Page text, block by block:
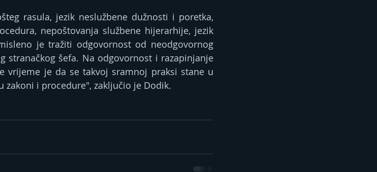
rasula, jezik neslužbene dužnosti i poretka,
nepoštovanja službene hijerarhije, jezik
je tražiti odgovornost od neodgovornog
stranačkog šefa. Na odgovornost i razapinjanje
vrijeme je da se takvoj sramnoj praksi stane u
i procedure", zaključio je Dodik.